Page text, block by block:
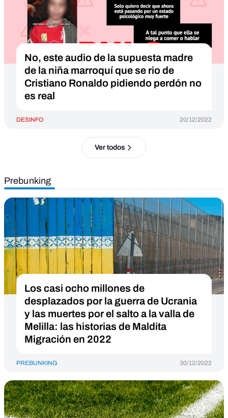
No, este audio de la supuesta madre
de la niña marroquí que se rio de
Cristiano Ronaldo pidiendo perdón no
es real
DESINFO 20/12/2022
Ver todos
Prebunking
Los casi ocho millones de
desplazados por la guerra de Ucrania
y las muertes por el salto a la valla de
Melilla: las historias de Maldita
Migración en 2022
PREBUNKING 30/12/2022